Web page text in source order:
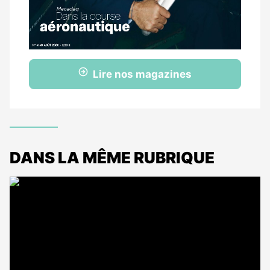
Lire nos magazines
DANS LA MÊME RUBRIQUE